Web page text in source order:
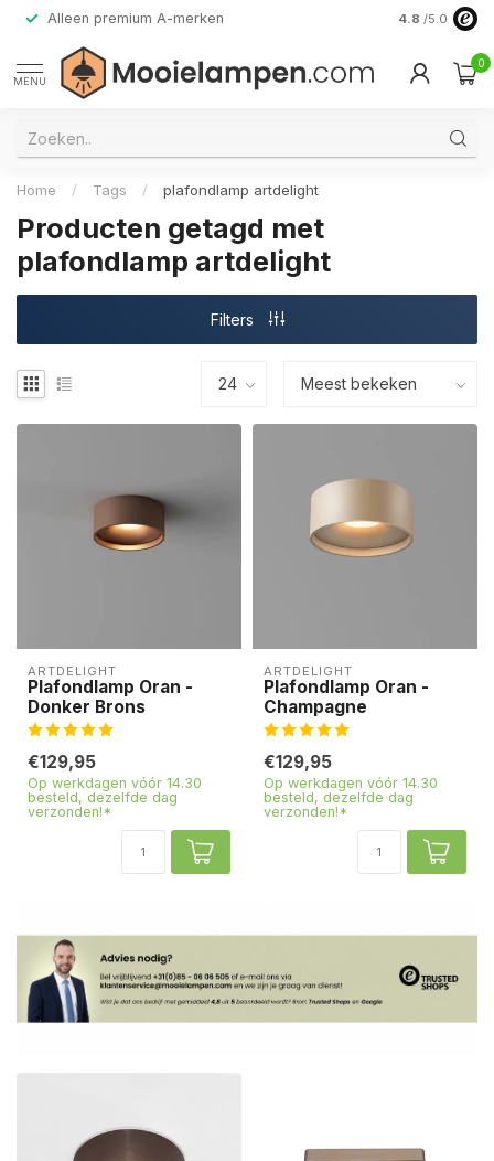
Alleen premium A-merken 4.8 /5.0
MENU
0
Home / Tags / plafondlamp artdelight
Producten getagd met
plafondlamp artdelight
Filters
ARTDELIGHT
Plafondlamp Oran -
Donker Brons
€129,95
Op werkdagen vóór 14.30
besteld, dezelfde dag
verzonden!*
ARTDELIGHT
Plafondlamp Oran -
Champagne
€129,95
Op werkdagen vóór 14.30
besteld, dezelfde dag
verzonden!*